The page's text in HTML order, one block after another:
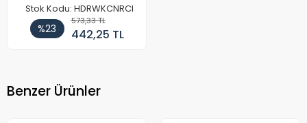
Stok Kodu: HDRWKCNRCI
%23
573,33 TL
442,25 TL
Benzer Ürünler